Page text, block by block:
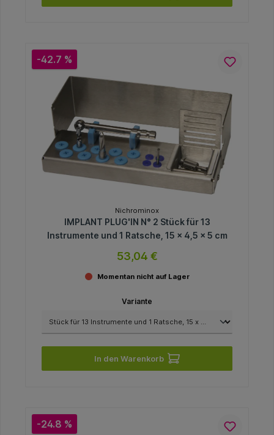
-42.7 %
Nichrominox
IMPLANT PLUG'IN N° 2 Stück für 13
Instrumente und 1 Ratsche, 15 x 4,5 x 5 cm
53,04 €
Momentan nicht auf Lager
Variante
In den Warenkorb
-24.8 %